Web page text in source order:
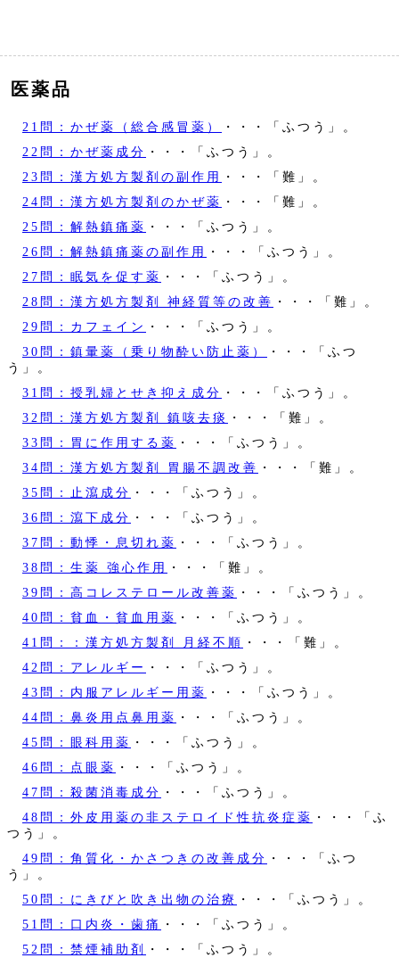
医薬品
21問：かぜ薬（総合感冒薬）
・・・「ふつう」。
22問：かぜ薬成分 ・・・「ふつう」。
23問：漢方処方製剤の副作用
・・・「難」。
24問：漢方処方製剤のかぜ薬 ・・・「難」。
25問：解熱鎮痛薬 ・・・「ふつう」。
26問：解熱鎮痛薬の副作用
・・・「ふつう」。
27問：眠気を促す薬 ・・・「ふつう」。
28問：漢方処方製剤 神経質等の改善 ・・・「難」。
29問：カフェイン
・・・「ふつう」。
30問：鎮暈薬（乗り物酔い防止薬）
・・・「ふつ
う」。
31問：授乳婦とせき抑え成分 ・・・「ふつう」。
32問：漢方処方製剤 鎮咳去痰
・・・「難」。
33問：胃に作用する薬 ・・・「ふつう」。
34問：漢方処方製剤 胃腸不調改善 ・・・「難」。
35問：止瀉成分 ・・・「ふつう」。
36問：瀉下成分 ・・・「ふつう」。
37問：動悸・息切れ薬 ・・・「ふつう」。
38問：生薬 強心作用
・・・「難」。
39問：高コレステロール改善薬 ・・・「ふつう」。
40問：貧血・貧血用薬 ・・・「ふつう」。
41問：：漢方処方製剤 月経不順 ・・・「難」。
42問：アレルギー
・・・「ふつう」。
43問：内服アレルギー用薬 ・・・「ふつう」。
44問：鼻炎用点鼻用薬 ・・・「ふつう」。
45問：眼科用薬 ・・・「ふつう」。
46問：点眼薬 ・・・「ふつう」。
47問：殺菌消毒成分 ・・・「ふつう」。
48問：外皮用薬の非ステロイド性抗炎症薬 ・・・「ふ
つう」。
49問：角質化・かさつきの改善成分 ・・・「ふつ
う」。
50問：にきびと吹き出物の治療
・・・「ふつう」。
51問：口内炎・歯痛
・・・「ふつう」。
52問：禁煙補助剤
・・・「ふつう」。